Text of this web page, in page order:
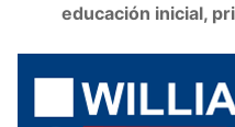
educación inicial,